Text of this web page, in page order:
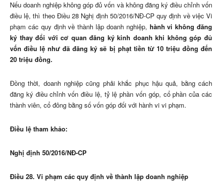
Nếu doanh nghiệp không góp đủ vốn và không đăng ký điều chỉnh vốn
điều lệ, thì theo Điều 28 Nghị định 50/2016/NĐ-CP quy định về việc Vi
phạm các quy định về thành lập doanh nghiệp, hành vi không đăng
ký thay đổi với cơ quan đăng ký kinh doanh khi không góp đủ
vốn điều lệ như đã đăng ký sẽ bị phạt tiền từ 10 triệu đồng đến
20 triệu đồng.
Đồng thời, doanh nghiệp cũng phải khắc phục hậu quả, bằng cách
đăng ký điều chỉnh vốn điều lệ, tỷ lệ phần vốn góp, cổ phần của các
thành viên, cổ đông bằng số vốn góp đối với hành vi vi phạm.
Điều lệ tham khảo:
Nghị định 50/2016/NĐ-CP
Điều 28. Vi phạm các quy định về thành lập doanh nghiệp